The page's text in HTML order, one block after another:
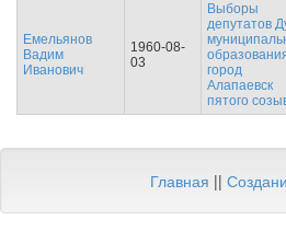
Емельянов
Вадим
Иванович
1960-08-
03
Выборы
депутатов
город
Алапаевск
пятого
Главная ||